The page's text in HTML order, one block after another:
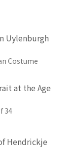
Costume
34